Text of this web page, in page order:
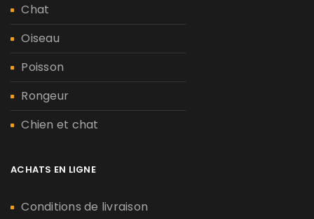
Chat
Oiseau
Poisson
Rongeur
Chien et chat
ACHATS EN LIGNE
Conditions de livraison